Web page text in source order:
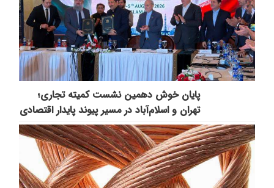
پایان خوش دهمین نشست کمیته تجاری؛
تهران و اسلام‌آباد در مسیر پیوند پایدار اقتصادی